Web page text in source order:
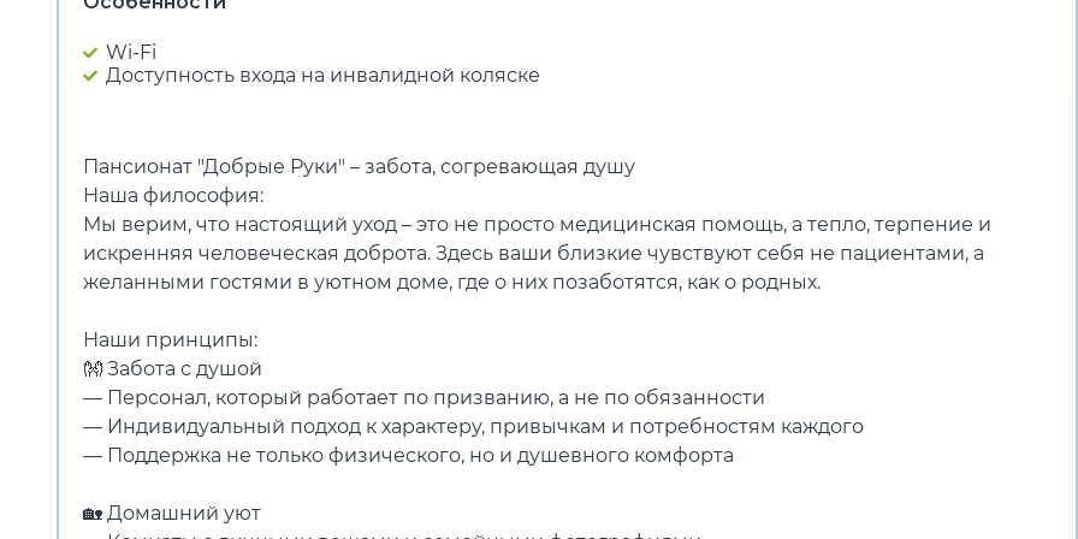
Wi-Fi
Доступность входа на инвалидной коляске
Пансионат "Добрые Руки" – забота, согревающая душу
Наша философия:
Мы верим, что настоящий уход – это не просто медицинская помощь, а тепло, терпение и
искренняя человеческая доброта. Здесь ваши близкие чувствуют себя не пациентами, а
желанными гостями в уютном доме, где о них позаботятся, как о родных.
Наши принципы:
👐 Забота с душой
— Персонал, который работает по призванию, а не по обязанности
— Индивидуальный подход к характеру, привычкам и потребностям каждого
— Поддержка не только физического, но и душевного комфорта
🏡 Домашний уют